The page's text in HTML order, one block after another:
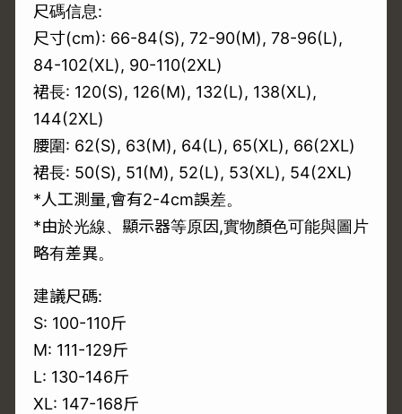
尺碼信息:
尺寸(cm): 66-84(S), 72-90(M), 78-96(L),
84-102(XL), 90-110(2XL)
裙長: 120(S), 126(M), 132(L), 138(XL),
144(2XL)
腰圍: 62(S), 63(M), 64(L), 65(XL), 66(2XL)
裙長: 50(S), 51(M), 52(L), 53(XL), 54(2XL)
*人工測量,會有2-4cm誤差。
*由於光線、顯示器等原因,實物顏色可能與圖片
略有差異。
建議尺碼:
S: 100-110斤
M: 111-129斤
L: 130-146斤
XL: 147-168斤